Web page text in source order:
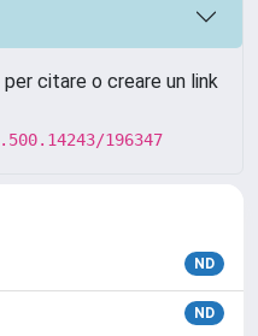
citare o creare un link
196347
ND
ND